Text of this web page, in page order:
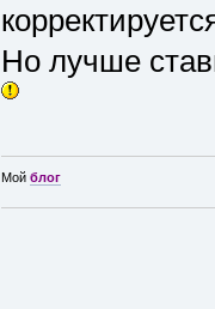
Но лучше
Мой блог